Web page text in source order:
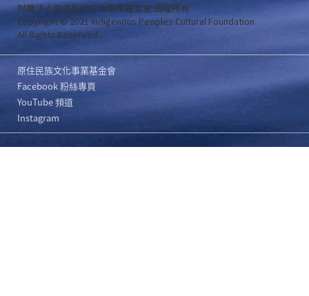
財團法人原住民族文化事業基金會 版權所有
Copyright © 2021 Indigenous Peoples Cultural Foundation
All Rights Reserved .
原住民族文化事業基金會
Facebook 粉絲專頁
YouTube 頻道
Instagram